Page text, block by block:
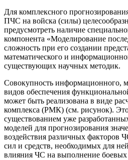
Для комплексного
ПЧС на войска (силы)
предусмотреть наличие
компонента «Моделирование
сложность при его создании
математического и
существующих научных методик.
Совокупность информационного,
видов обеспечения
может быть реализована в виде
комплекса (РМК) (см. рисунок).
существованием уже
моделей для прогнозирования
воздействия различных факторов
сил и средств, необходимых для
влияния ЧС на выполнение боевых